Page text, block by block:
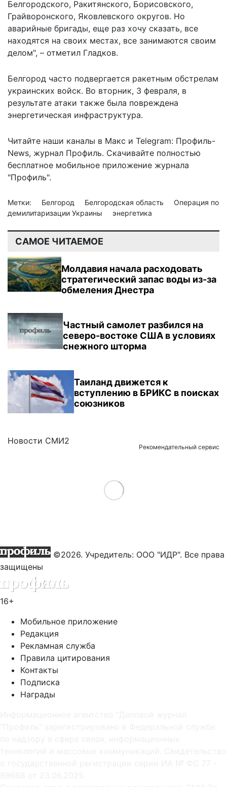
Белгородского, Ракитянского, Борисовского,
Грайворонского, Яковлевского округов. Но
аварийные бригады, еще раз хочу сказать, все
находятся на своих местах, все занимаются своим
делом", – отметил Гладков.
Белгород часто подвергается ракетным обстрелам
украинских войск. Во вторник, 3 февраля, в
результате атаки также была повреждена
энергетическая инфраструктура.
Читайте наши каналы в Макс и Telegram: Профиль-
News, журнал Профиль. Скачивайте полностью
бесплатное мобильное приложение журнала
"Профиль".
Метки: Белгород Белгородская область
Операция по
демилитаризации Украины
энергетика
САМОЕ ЧИТАЕМОЕ
Молдавия начала расходовать
стратегический запас воды из-за
обмеления Днестра
Частный самолет разбился на
северо-востоке США в условиях
снежного шторма
Таиланд движется к
вступлению в БРИКС в поисках
союзников
Новости СМИ2
Рекомендательный сервис
Load More
©2026. Учредитель: ООО "ИДР". Все права
защищены
16+
Мобильное приложение
Редакция
Рекламная служба
Правила цитирования
Контакты
Подписка
Награды